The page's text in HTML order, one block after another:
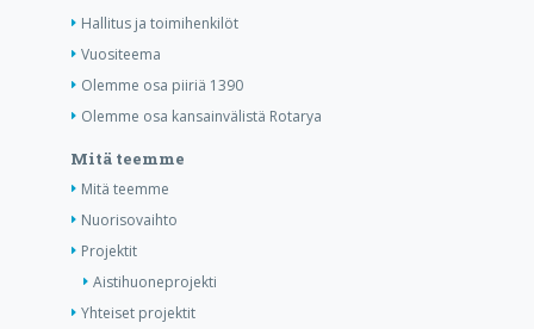
Hallitus ja toimihenkilöt
Vuositeema
Olemme osa piiriä 1390
Olemme osa kansainvälistä Rotarya
Mitä teemme
Mitä teemme
Nuorisovaihto
Projektit
Aistihuoneprojekti
Yhteiset projektit